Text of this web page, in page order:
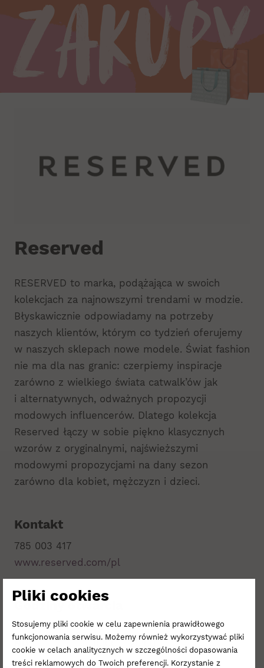
Zakupy
Reserved
RESERVED to marka, podążająca w swoich
kolekcjach za najnowszymi trendami w modzie.
Błyskawicznie odpowiadamy na potrzeby
naszych klientów, którym co tydzień oferujemy
w naszych sklepach nowe modele. Świat fashion
nie ma dla nas granic: czerpiemy inspiracje
zarówno z wielkiego świata catwalk’ów jak
i alternatywnych, odważnych propozycji
modowych influencerów. Dlatego kolekcja
Reserved łączy w sobie piękno klasycznych
wzorów z oryginalnymi, najświeższymi
modowymi propozycjami na dany sezon
zarówno dla kobiet, mężczyzn i dzieci.
Kontakt
785 003 417
www.reserved.com/pl
Godziny otwarcia
PON - SOB:
9:00 - 21:00
ND:
10:00 - 20:00
Pliki cookies
Stosujemy pliki cookie w celu zapewnienia prawidłowego
funkcjonowania serwisu. Możemy również wykorzystywać pliki
cookie w celach analitycznych w szczególności dopasowania
treści reklamowych do Twoich preferencji. Korzystanie z